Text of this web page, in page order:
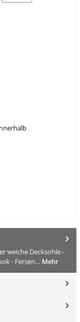
weiche Decksohle -
- Fersen… Mehr